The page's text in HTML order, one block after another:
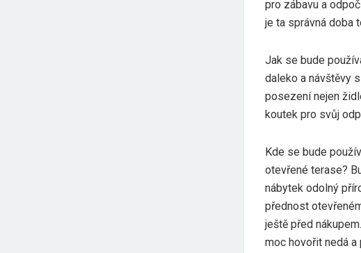
pro zábavu a
je ta správná doba
Jak se bude
daleko a návštěvy
posezení nejen
koutek pro svůj
Kde se bude
otevřené terase?
nábytek odolný
přednost
ještě před
moc hovořit nedá